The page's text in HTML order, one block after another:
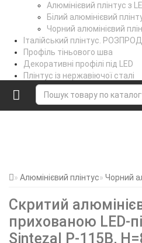
Алюмінієвий плінтус з
Білий алюмінієвий
Чорний алюмінієвий
Італійський плінтус.
Профіль тіньового шва
Декоративні профілі під LED
Плінтус із нержавіючої сталі
Поріжки стикувальні
Коптильне вішало
Алюмінієвий плінтус Чорний
Скритий
прихованою LED-
Sintezal P-115B,